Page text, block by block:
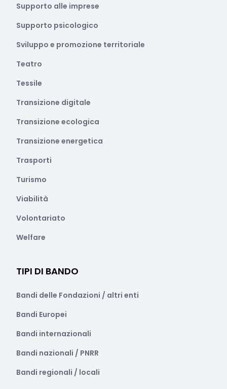
Supporto alle imprese
Supporto psicologico
Sviluppo e promozione territoriale
Teatro
Tessile
Transizione digitale
Transizione ecologica
Transizione energetica
Trasporti
Turismo
Viabilità
Volontariato
Welfare
TIPI DI BANDO
Bandi delle Fondazioni / altri enti
Bandi Europei
Bandi internazionali
Bandi nazionali / PNRR
Bandi regionali / locali